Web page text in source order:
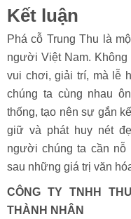
Kết luận
Phá cỗ Trung Thu là
người Việt Nam.
vui chơi, giải trí, mà lễ
chúng ta cùng nhau
thống, tạo nên sự gắn
giữ và phát huy nét
người chúng ta cần
sau những giá trị văn
CÔNG TY TNHH
THÀNH NHÂN